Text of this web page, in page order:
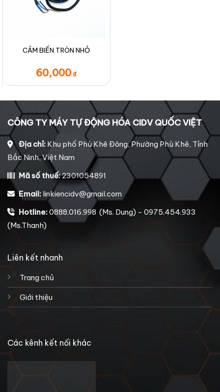
CẢM BIẾN TRÒN NHỎ
60,000 ₫
CÔNG TY MÁY TỰ ĐỘNG HÓA CIDV QUỐC VIỆT
Địa chỉ: Khu phố Phù Khê Đông, Phường Phù Khê, Tỉnh
Bắc Ninh, Việt Nam
Mã số thuế:2301054891
Email: linkiencidv@gmail.com
Hotline:0888.016.998 (Ms. Dung) - 0975.454.933
(Ms.Thanh)
Liên kết nhanh
Trang chủ
Giới thiệu
Các kênh kết nối khác